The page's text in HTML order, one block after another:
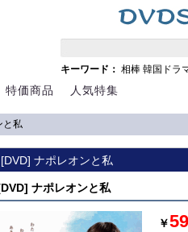
キーワード： 相棒 韓国ドラ
特価商品 人気特集
と私
[DVD] ナポレオンと私
ナポレオンと私
￥